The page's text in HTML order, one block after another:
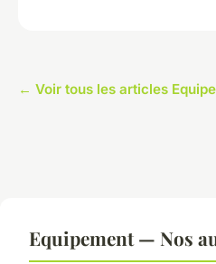
← Voir tous les articles
Equipement — Nos